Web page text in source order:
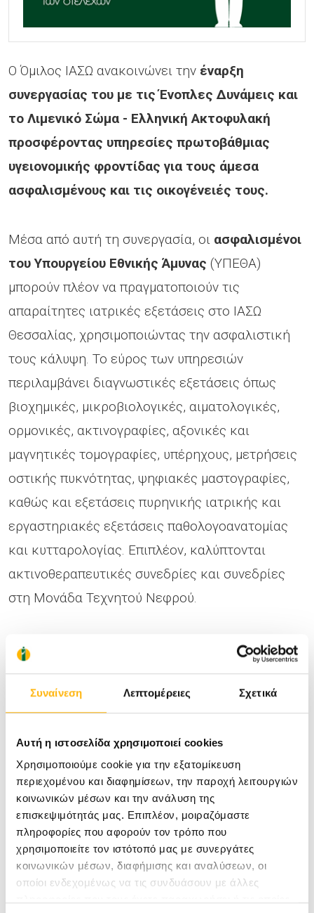
Συναίνεση Λεπτομέρειες Σχετικά
Αυτή η ιστοσελίδα χρησιμοποιεί cookies
Χρησιμοποιούμε cookie για την εξατομίκευση
περιεχομένου και διαφημίσεων, την παροχή λειτουργιών
κοινωνικών μέσων και την ανάλυση της
επισκεψιμότητάς μας. Επιπλέον, μοιραζόμαστε
πληροφορίες που αφορούν τον τρόπο που
χρησιμοποιείτε τον ιστότοπό μας με συνεργάτες
κοινωνικών μέσων, διαφήμισης και αναλύσεων, οι
οποίοι ενδεχομένως να τις συνδυάσουν με άλλες
Ο Όμιλος ΙΑΣΩ ανακοινώνει την έναρξη
συνεργασίας του με τις Ένοπλες Δυνάμεις και
το Λιμενικό Σώμα - Ελληνική Ακτοφυλακή
προσφέροντας υπηρεσίες πρωτοβάθμιας
υγειονομικής φροντίδας για τους άμεσα
ασφαλισμένους και τις οικογένειές τους.
Μέσα από αυτή τη συνεργασία, οι ασφαλισμένοι
του Υπουργείου Εθνικής Άμυνας (ΥΠΕΘΑ)
μπορούν πλέον να πραγματοποιούν τις
απαραίτητες ιατρικές εξετάσεις στο ΙΑΣΩ
Θεσσαλίας, χρησιμοποιώντας την ασφαλιστική
τους κάλυψη. Το εύρος των υπηρεσιών
περιλαμβάνει διαγνωστικές εξετάσεις όπως
βιοχημικές, μικροβιολογικές, αιματολογικές,
ορμονικές, ακτινογραφίες, αξονικές και
μαγνητικές τομογραφίες, υπέρηχους, μετρήσεις
οστικής πυκνότητας, ψηφιακές μαστογραφίες,
καθώς και εξετάσεις πυρηνικής ιατρικής και
εργαστηριακές εξετάσεις παθολογοανατομίας
και κυτταρολογίας. Επιπλέον, καλύπτονται
ακτινοθεραπευτικές συνεδρίες και συνεδρίες
στη Μονάδα Τεχνητού Νεφρού.
Το ΙΑΣΩ Θεσσαλίας αποτελεί το μοναδικό
ιδιωτικό νοσοκομείο στην Κεντρική Ελλάδα που
έχει απευθείας σύμβαση με τις Ένοπλες
Δυνάμεις, προσφέροντας άμεση και απρόσκοπτη
πρόσβαση στις συγκεκριμένες ιατρικές
υπηρεσίες για τους ασφαλισμένους, με ταχύτητα
και χωρίς περίπλοκες διαδικασίες.
Καλωσορίζουμε τη μεγάλη οικογένεια των
Ενόπλων Δυνάμεων στο ΙΑΣΩ Θεσσαλίας και τους
ευχαριστούμε που εμπιστεύονται σε μας ό,τι